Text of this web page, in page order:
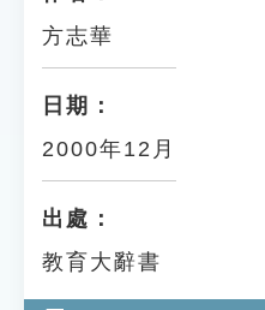
方志華
日期：
2000年12月
出處：
教育大辭書